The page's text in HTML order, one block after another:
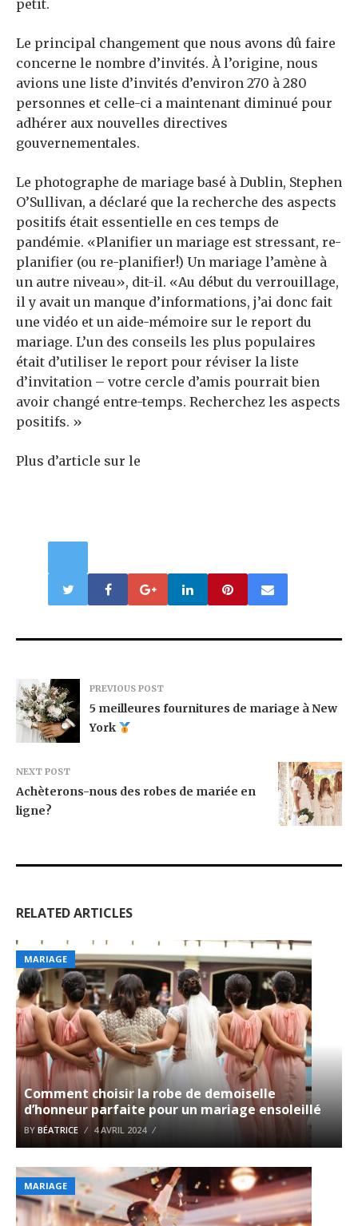
petit.
Le principal changement que nous avons dû faire
concerne le nombre d’invités. À l’origine, nous
avions une liste d’invités d’environ 270 à 280
personnes et celle-ci a maintenant diminué pour
adhérer aux nouvelles directives
gouvernementales.
Le photographe de mariage basé à Dublin, Stephen
O’Sullivan, a déclaré que la recherche des aspects
positifs était essentielle en ces temps de
pandémie. «Planifier un mariage est stressant, re-
planifier (ou re-planifier!) Un mariage l’amène à
un autre niveau», dit-il. «Au début du verrouillage,
il y avait un manque d’informations, j’ai donc fait
une vidéo et un aide-mémoire sur le report du
mariage. L’un des conseils les plus populaires
était d’utiliser le report pour réviser la liste
d’invitation – votre cercle d’amis pourrait bien
avoir changé entre-temps. Recherchez les aspects
positifs. »
Plus d’article sur le
PREVIOUS POST
5 meilleures fournitures de mariage à New
York
NEXT POST
Achèterons-nous des robes de mariée en
ligne?
RELATED ARTICLES
MARIAGE
Comment choisir la robe de demoiselle
d’honneur parfaite pour un mariage ensoleillé
BY BÉATRICE 4 AVRIL 2024
MARIAGE